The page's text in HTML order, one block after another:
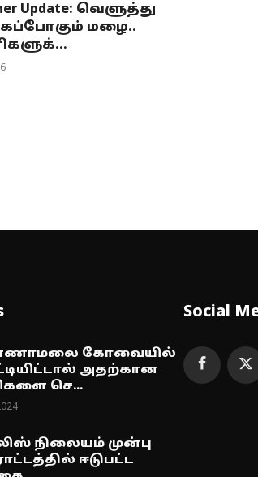
Update: வெளுத்து
மழை..
கோவையில்
அதற்கான
செ...
நிலையம் முன்பு
ஈடுபட்ட
Social